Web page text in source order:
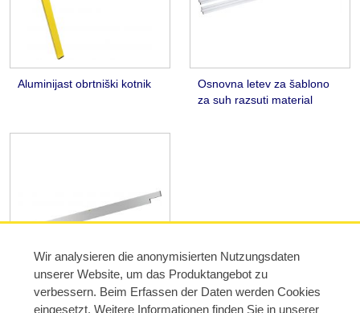
Aluminijast obrtniški kotnik
Osnovna letev za šablono
za suh razsuti material
Strgalna šablona za šablono
Wir analysieren die anonymisierten Nutzungsdaten
unserer Website, um das Produktangebot zu
verbessern. Beim Erfassen der Daten werden Cookies
eingesetzt. Weitere Informationen finden Sie in unserer